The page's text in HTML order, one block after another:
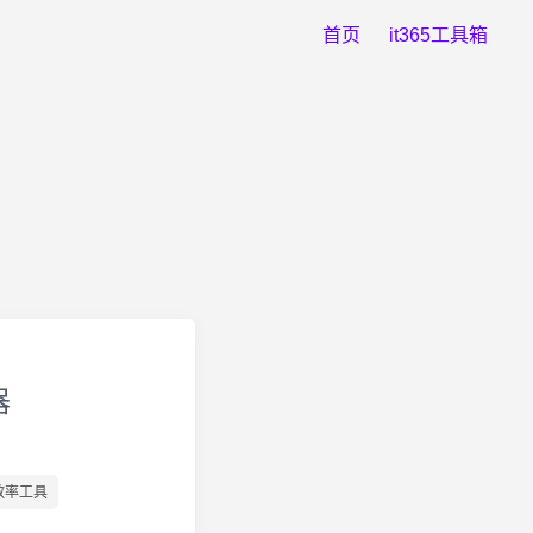
首页 it365工具箱
率工具